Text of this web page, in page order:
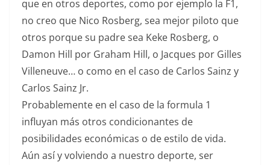
que en otros deportes, como por ejemplo la F1,
no creo que Nico Rosberg, sea mejor piloto que
otros porque su padre sea Keke Rosberg, o
Damon Hill por Graham Hill, o Jacques por Gilles
Villeneuve… o como en el caso de Carlos Sainz y
Carlos Sainz Jr.
Probablemente en el caso de la formula 1
influyan más otros condicionantes de
posibilidades económicas o de estilo de vida.
Aún así y volviendo a nuestro deporte, ser